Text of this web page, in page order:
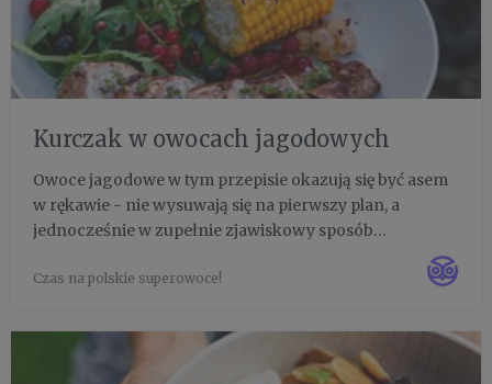
Kurczak w owocach jagodowych
Owoce jagodowe w tym przepisie okazują się być asem
w rękawie - nie wysuwają się na pierwszy plan, a
jednocześnie w zupełnie zjawiskowy sposób
odmieniają oblicze tego dania! Kurczak w glazurze z
porzeczek przestaje być nudny - nabiera pięknego
Czas na polskie superowoce!